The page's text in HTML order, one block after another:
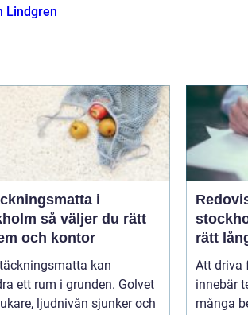
Lindgren
i
du rätt
och kontor
kan
ett rum i grunden. Golvet
ljudnivån sjunker och
stockholm så
rätt
Att driva
innebär
många